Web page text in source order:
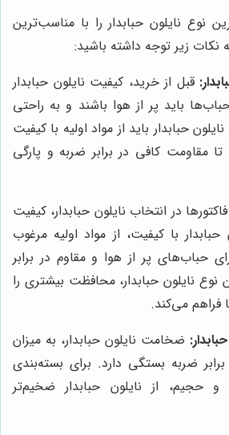
نوع نایلون حبابدار را با مناسب‌ترین
نکات زیر توجه داشته باشید:
قبل از خرید، کیفیت نایلون حبابدار
باید پر از هوا باشند و به راحتی
حبابدار باید از مواد اولیه با کیفیت
مقاومت کافی در برابر ضربه و پارگی
در انتخاب نایلون حبابدار، کیفیت
با کیفیت، از مواد اولیه مرغوب
حباب‌های پر از هوا و مقاوم در برابر
نایلون حبابدار، محافظت بیشتری را
فراهم می‌کند.
ضخامت نایلون حبابدار، به میزان
ضربه بستگی دارد. برای بسته‌بندی
و حجیم، از نایلون حبابدار ضخیم‌تر